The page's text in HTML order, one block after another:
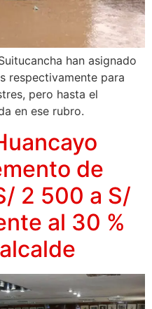
han asignado
respectivamente para
pero hasta el
en ese rubro.
de
2 500 a S/
al 30 %